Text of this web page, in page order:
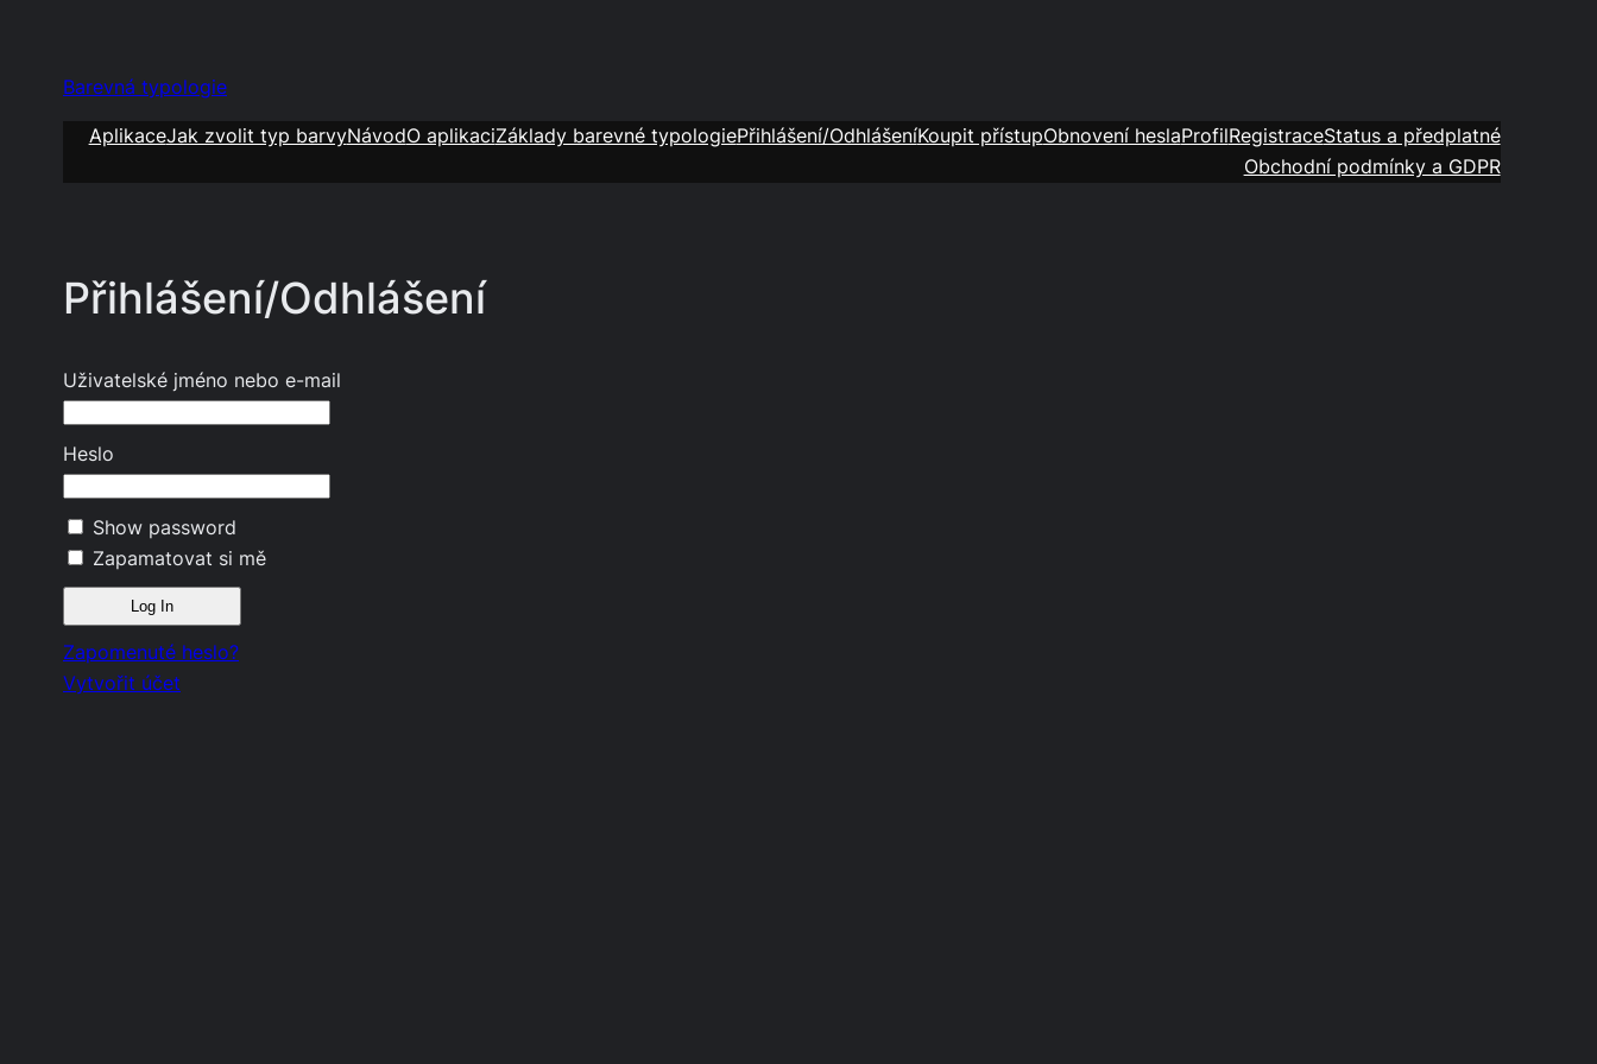
Barevná typologie
AplikaceJak zvolit typ barvyNávodO aplikaciZáklady barevné typologiePřihlášení/OdhlášeníKoupit přístupObnovení heslaProfilRegistraceStatus a předplatné
Obchodní podmínky a GDPR
Přihlášení/Odhlášení
Uživatelské jméno nebo e-mail
Heslo
Show password
Zapamatovat si mě
Zapomenuté heslo?
Vytvořit účet